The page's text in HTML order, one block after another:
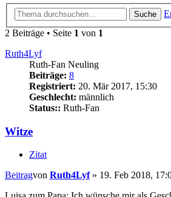
Suche
2 Beiträge • Seite 1 von 1
Ruth4Lyf
Ruth-Fan Neuling
Beiträge: 8
Registriert: 20. Mär 2017, 15:30
Geschlecht: männlich
Status:: Ruth-Fan
Witze
Zitat
Beitragvon Ruth4Lyf» 19. Feb 2018,